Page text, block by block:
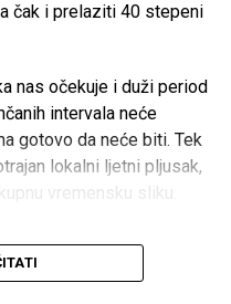
Share
čak i prelaziti 40 stepeni
nas očekuje i duži period
intervala neće
gotovo da neće biti. Tek
lokalni ljetni pljusak,
vremensku sliku.
Iako se dani
će nastaviti rasti, pa će